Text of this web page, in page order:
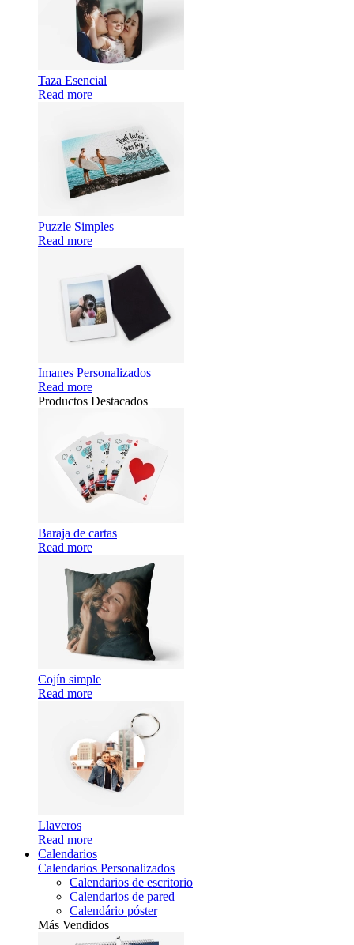
Taza Esencial
Read more
Puzzle Simples
Read more
Imanes Personalizados
Read more
Productos Destacados
Baraja de cartas
Read more
Cojín simple
Read more
Llaveros
Read more
Calendarios
Calendarios Personalizados
Calendarios de escritorio
Calendarios de pared
Calendário póster
Más Vendidos